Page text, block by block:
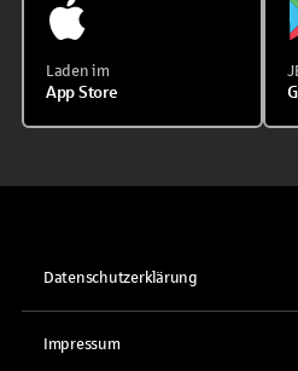
Laden im
App Store
Datenschutzerklärung
Impressum